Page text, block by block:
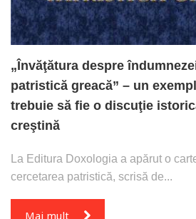
„Învăţătura despre
patristică greacă” – un
trebuie să fie o discuţie
creştină
La Editura Doxologia a apărut o
cercetarea patristică, scrisă de...
Mai mult